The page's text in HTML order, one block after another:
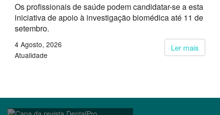
Os profissionais de saúde podem candidatar-se a esta
iniciativa de apoio à investigação biomédica até 11 de
setembro.
Ler mais
4 Agosto, 2026
Atualidade